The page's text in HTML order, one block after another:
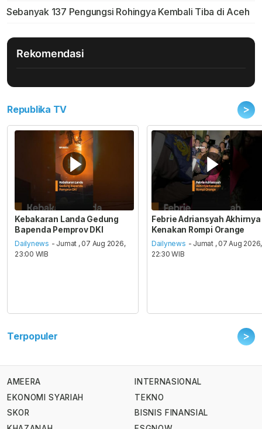
Sebanyak 137 Pengungsi Rohingya Kembali Tiba di Aceh
Rekomendasi
Republika TV >
Kebakaran Landa Gedung
Bapenda Pemprov DKI
Dailynews - Jumat , 07 Aug 2026,
23:00 WIB
Febrie Adriansyah Akhirnya
Kenakan Rompi Orange
Dailynews - Jumat , 07 Aug 2026,
22:30 WIB
Terpopuler >
AMEERA
EKONOMI SYARIAH
SKOR
INTERNASIONAL
TEKNO
BISNIS FINANSIAL